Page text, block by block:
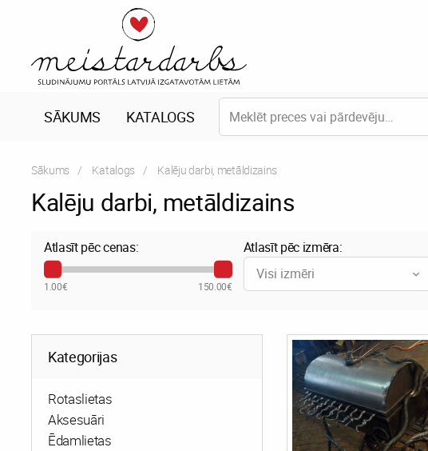
SĀKUMS KATALOGS
Sākums Katalogs Current:
Kalēju darbi, metāldizains
Kalēju darbi, metāldizains
Atlasīt pēc cenas:
1.00€ 150.00€
Atlasīt pēc izmēra:
Visi izmēri
Kategorijas
Rotaslietas
Aksesuāri
Ēdamlietas